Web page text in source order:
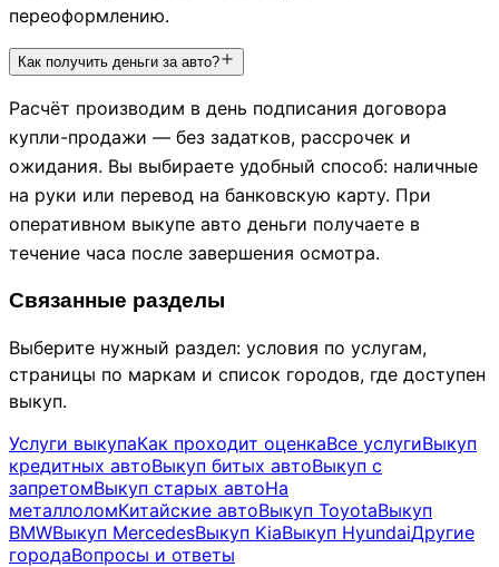
переоформлению.
Как получить деньги за авто?
Расчёт производим в день подписания договора
купли-продажи — без задатков, рассрочек и
ожидания. Вы выбираете удобный способ: наличные
на руки или перевод на банковскую карту. При
оперативном выкупе авто деньги получаете в
течение часа после завершения осмотра.
Связанные разделы
Выберите нужный раздел: условия по услугам,
страницы по маркам и список городов, где доступен
выкуп.
Услуги выкупаКак проходит оценкаВсе услугиВыкуп
кредитных автоВыкуп битых автоВыкуп с
запретомВыкуп старых автоНа
металлоломКитайские автоВыкуп ToyotaВыкуп
BMWВыкуп MercedesВыкуп KiaВыкуп HyundaiДругие
городаВопросы и ответы